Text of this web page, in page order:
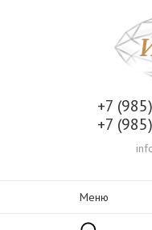
+7
+7
Меню